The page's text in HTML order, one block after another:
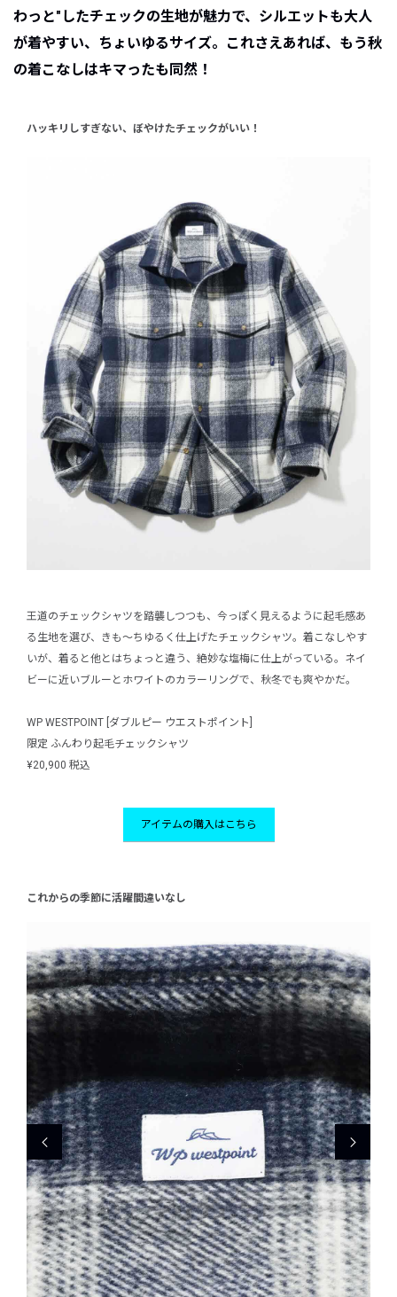
わっと"したチェックの生地が魅力で、シルエットも大人
が着やすい、ちょいゆるサイズ。これさえあれば、もう秋
の着こなしはキマったも同然！
ハッキリしすぎない、ぼやけたチェックがいい！
王道のチェックシャツを踏襲しつつも、今っぽく見えるように起毛感あ
る生地を選び、きも〜ちゆるく仕上げたチェックシャツ。着こなしやす
いが、着ると他とはちょっと違う、絶妙な塩梅に仕上がっている。ネイ
ビーに近いブルーとホワイトのカラーリングで、秋冬でも爽やかだ。
WP WESTPOINT [ダブルピー ウエストポイント]
限定 ふんわり起毛チェックシャツ
¥20,900 税込
アイテムの購入はこちら
これからの季節に活躍間違いなし